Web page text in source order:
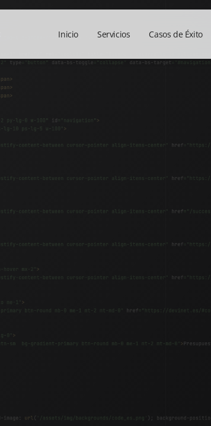
Inicio Servicios Casos de Éxito